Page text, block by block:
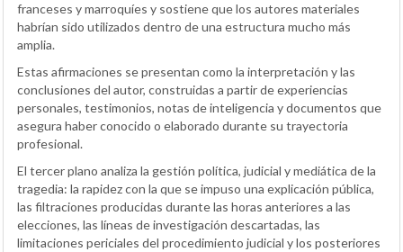
franceses y marroquíes y sostiene que los autores materiales
habrían sido utilizados dentro de una estructura mucho más
amplia.
Estas afirmaciones se presentan como la interpretación y las
conclusiones del autor, construidas a partir de experiencias
personales, testimonios, notas de inteligencia y documentos que
asegura haber conocido o elaborado durante su trayectoria
profesional.
El tercer plano analiza la gestión política, judicial y mediática de la
tragedia: la rapidez con la que se impuso una explicación pública,
las filtraciones producidas durante las horas anteriores a las
elecciones, las líneas de investigación descartadas, las
limitaciones periciales del procedimiento judicial y los posteriores